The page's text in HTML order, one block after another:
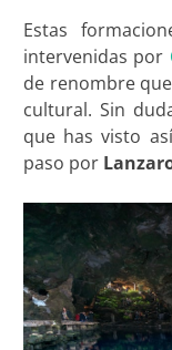
Estas
intervenidas por
de renombre
cultural. Sin
que has visto
paso por